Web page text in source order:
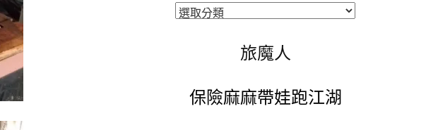
分
旅魔人
保險麻麻帶娃跑江湖